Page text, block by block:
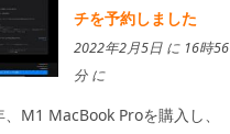
チを予約しました
2022年2月5日 に 16時56
分 に
、M1 MacBook Proを購入し、